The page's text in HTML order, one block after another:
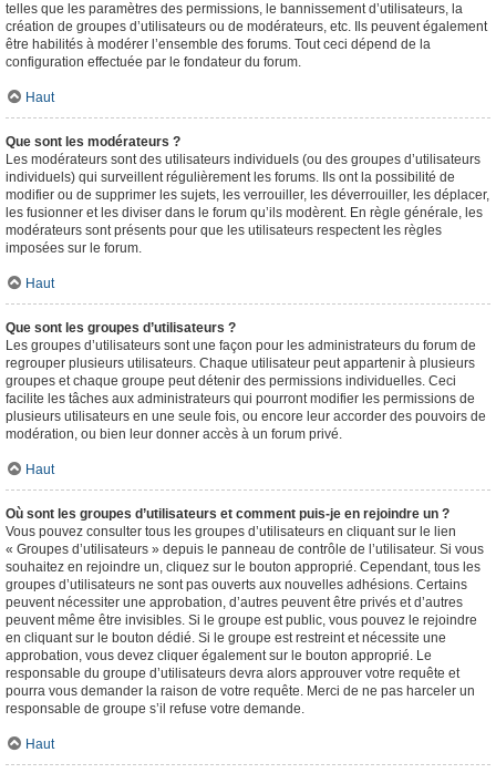
telles que les paramètres des permissions, le bannissement d’utilisateurs, la
création de groupes d’utilisateurs ou de modérateurs, etc. Ils peuvent également
être habilités à modérer l’ensemble des forums. Tout ceci dépend de la
configuration effectuée par le fondateur du forum.
Haut
Que sont les modérateurs ?
Les modérateurs sont des utilisateurs individuels (ou des groupes d’utilisateurs
individuels) qui surveillent régulièrement les forums. Ils ont la possibilité de
modifier ou de supprimer les sujets, les verrouiller, les déverrouiller, les déplacer,
les fusionner et les diviser dans le forum qu’ils modèrent. En règle générale, les
modérateurs sont présents pour que les utilisateurs respectent les règles
imposées sur le forum.
Haut
Que sont les groupes d’utilisateurs ?
Les groupes d’utilisateurs sont une façon pour les administrateurs du forum de
regrouper plusieurs utilisateurs. Chaque utilisateur peut appartenir à plusieurs
groupes et chaque groupe peut détenir des permissions individuelles. Ceci
facilite les tâches aux administrateurs qui pourront modifier les permissions de
plusieurs utilisateurs en une seule fois, ou encore leur accorder des pouvoirs de
modération, ou bien leur donner accès à un forum privé.
Haut
Où sont les groupes d’utilisateurs et comment puis-je en rejoindre un ?
Vous pouvez consulter tous les groupes d’utilisateurs en cliquant sur le lien
« Groupes d’utilisateurs » depuis le panneau de contrôle de l’utilisateur. Si vous
souhaitez en rejoindre un, cliquez sur le bouton approprié. Cependant, tous les
groupes d’utilisateurs ne sont pas ouverts aux nouvelles adhésions. Certains
peuvent nécessiter une approbation, d’autres peuvent être privés et d’autres
peuvent même être invisibles. Si le groupe est public, vous pouvez le rejoindre
en cliquant sur le bouton dédié. Si le groupe est restreint et nécessite une
approbation, vous devez cliquer également sur le bouton approprié. Le
responsable du groupe d’utilisateurs devra alors approuver votre requête et
pourra vous demander la raison de votre requête. Merci de ne pas harceler un
responsable de groupe s’il refuse votre demande.
Haut